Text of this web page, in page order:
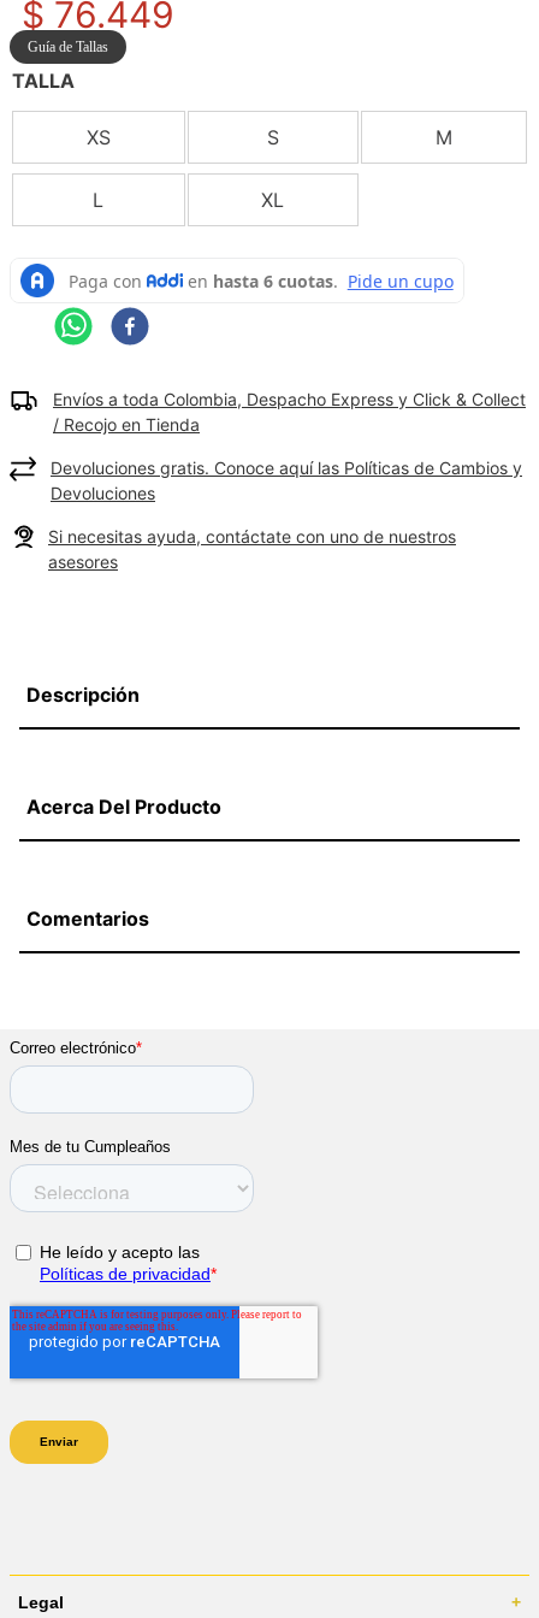
$ 76.449
Guía de Tallas
TALLA
L
M
S
XL
XS
Envíos a toda Colombia, Despacho Express y Click & Collect
/ Recojo en Tienda
Devoluciones gratis. Conoce aquí las Políticas de Cambios y
Devoluciones
Si necesitas ayuda, contáctate con uno de nuestros
asesores
Descripción
Acerca Del Producto
Comentarios
Legal +
9. camisetas hombre
10